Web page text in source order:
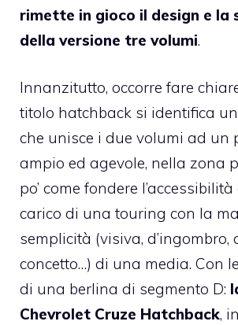
rimette in gioco il design e
della versione tre volumi.
Innanzitutto, occorre fare
titolo hatchback si identifica
che unisce i due volumi ad un
ampio ed agevole, nella zona
po’ come fondere
carico di una touring con la
semplicità (visiva, d’ingombro,
concetto…) di una media. Con
di una berlina di segmento D:
Chevrolet Cruze Hatchback,